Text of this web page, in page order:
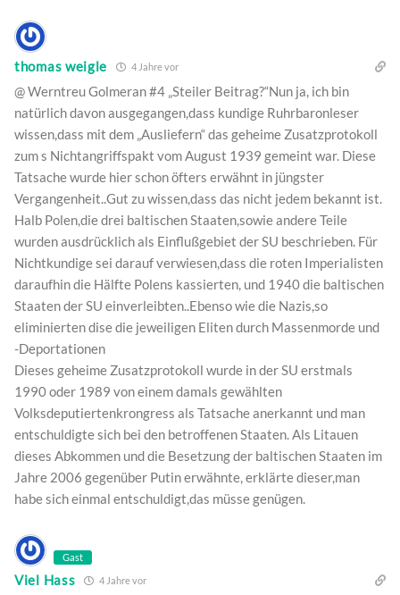
thomas weigle 4 Jahre vor
@ Werntreu Golmeran #4 „Steiler Beitrag?“Nun ja, ich bin
natürlich davon ausgegangen,dass kundige Ruhrbaronleser
wissen,dass mit dem „Ausliefern“ das geheime Zusatzprotokoll
zum s Nichtangriffspakt vom August 1939 gemeint war. Diese
Tatsache wurde hier schon öfters erwähnt in jüngster
Vergangenheit..Gut zu wissen,dass das nicht jedem bekannt ist.
Halb Polen,die drei baltischen Staaten,sowie andere Teile
wurden ausdrücklich als Einflußgebiet der SU beschrieben. Für
Nichtkundige sei darauf verwiesen,dass die roten Imperialisten
daraufhin die Hälfte Polens kassierten, und 1940 die baltischen
Staaten der SU einverleibten..Ebenso wie die Nazis,so
eliminierten dise die jeweiligen Eliten durch Massenmorde und
-Deportationen
Dieses geheime Zusatzprotokoll wurde in der SU erstmals
1990 oder 1989 von einem damals gewählten
Volksdeputiertenkrongress als Tatsache anerkannt und man
entschuldigte sich bei den betroffenen Staaten. Als Litauen
dieses Abkommen und die Besetzung der baltischen Staaten im
Jahre 2006 gegenüber Putin erwähnte, erklärte dieser,man
habe sich einmal entschuldigt,das müsse genügen.
Gast
Viel Hass 4 Jahre vor